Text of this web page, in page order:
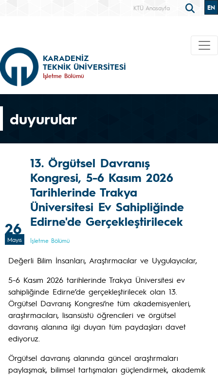
KTÜ Anasayfa EN
KARADENİZ
TEKNİK ÜNİVERSİTESİ
İşletme Bölümü
duyurular
26
Mayıs
13. Örgütsel Davranış
Kongresi, 5-6 Kasım 2026
Tarihlerinde Trakya
Üniversitesi Ev Sahipliğinde
Edirne'de Gerçekleştirilecek
İşletme Bölümü
Değerli Bilim İnsanları, Araştırmacılar ve Uygulayıcılar,
5-6 Kasım 2026 tarihlerinde Trakya Üniversitesi ev
sahipliğinde Edirne’de gerçekleştirilecek olan 13.
Örgütsel Davranış Kongresi’ne tüm akademisyenleri,
araştırmacıları, lisansüstü öğrencileri ve örgütsel
davranış alanına ilgi duyan tüm paydaşları davet
ediyoruz.
Örgütsel davranış alanında güncel araştırmaları
paylaşmak, bilimsel tartışmaları güçlendirmek, akademik